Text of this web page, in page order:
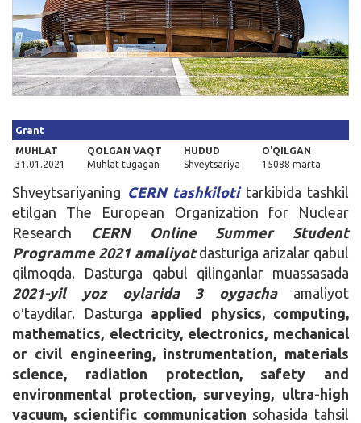
Grant
MUHLAT
31.01.2021
QOLGAN VAQT
Muhlat tugagan
HUDUD
Shveytsariya
O'QILGAN
15088 marta
Shveytsariyaning CERN tashkilotitarkibida tashkil
etilgan The European Organization for Nuclear
Research
CERN Online Summer Student
Programme 2021 amaliyotdasturiga arizalar qabul
qilmoqda. Dasturga qabul qilinganlar muassasada
2021-yil yoz oylarida 3 oygachaamaliyot
oʻtaydilar. Dasturga applied physics, computing,
mathematics, electricity, electronics, mechanical
or civil engineering, instrumentation, materials
science, radiation protection, safety and
environmental protection, surveying, ultra-high
vacuum, scientific communication sohasida tahsil